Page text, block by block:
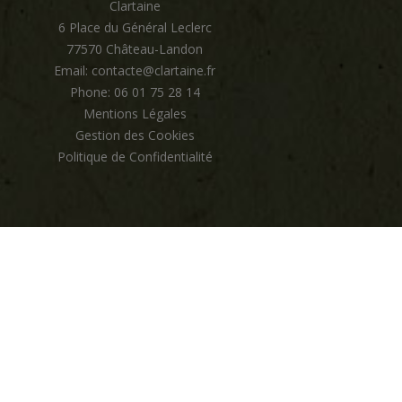
Clartaine
6 Place du Général Leclerc
77570 Château-Landon
Email: contacte@clartaine.fr
Phone: 06 01 75 28 14
Mentions Légales
Gestion des Cookies
Politique de Confidentialité